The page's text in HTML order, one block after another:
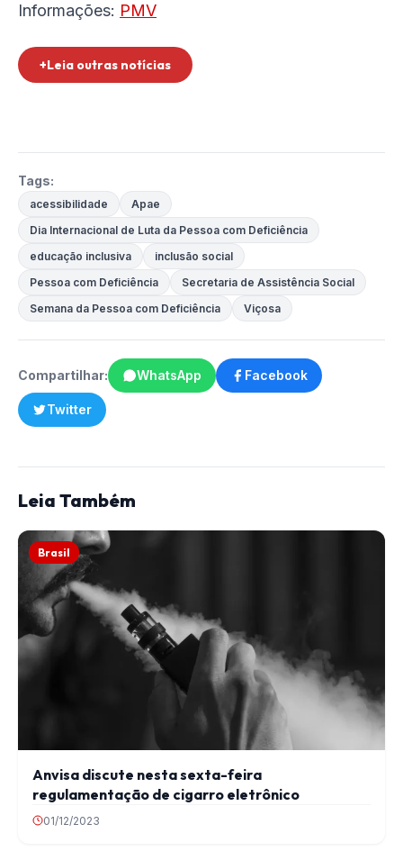
Informações: PMV
+Leia outras notícias
Tags:
acessibilidade
Apae
Dia Internacional de Luta da Pessoa com Deficiência
educação inclusiva
inclusão social
Pessoa com Deficiência
Secretaria de Assistência Social
Semana da Pessoa com Deficiência
Viçosa
Compartilhar: WhatsApp Facebook
Twitter
Leia Também
Brasil
Anvisa discute nesta sexta-feira
regulamentação de cigarro eletrônico
01/12/2023